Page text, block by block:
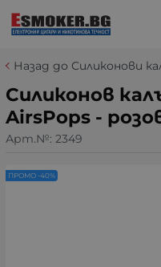
Назад до Силиконови
Силиконов
AirsPops -
Арт.№: 2349
ПРОМО -40%